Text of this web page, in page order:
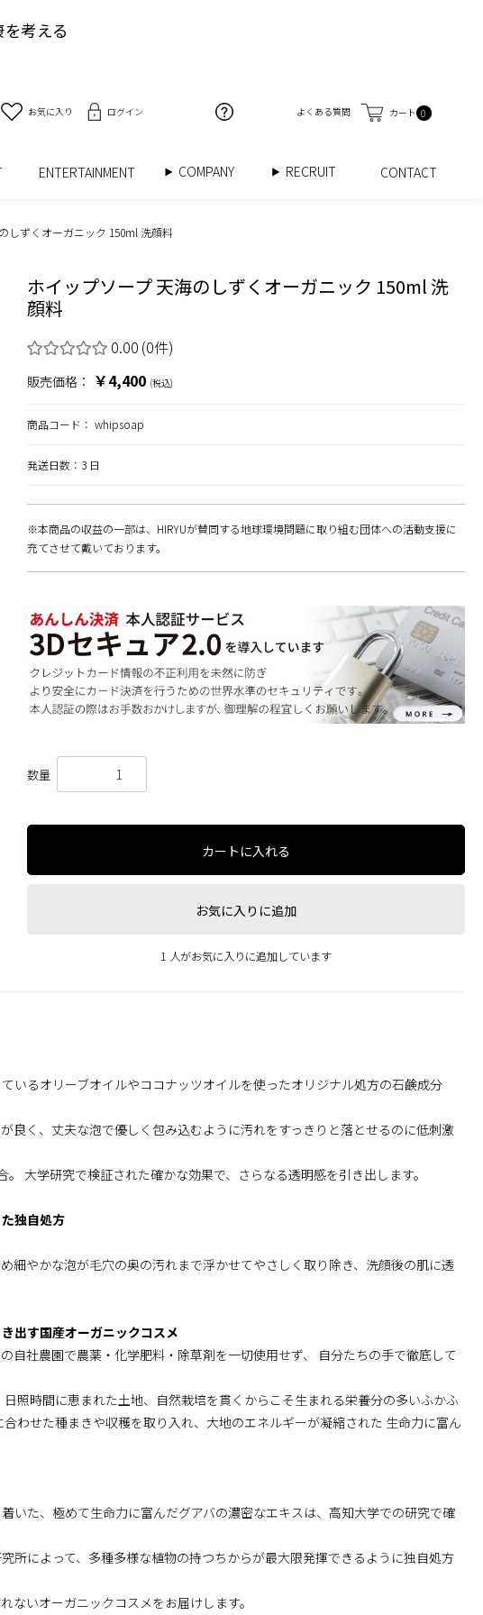
考える
お気に入り ログイン よくある質問 カート 0
ENTERTAINMENT COMPANY RECRUIT CONTACT
しずくオーガニック 150ml 洗顔料
ホイップソープ 天海のしずくオーガニック 150ml 洗
顔料
0.00 (0件)
販売価格： ￥4,400 (税込)
商品コード： whipsoap
発送日数：3 日
※本商品の収益の一部は、HIRYUが賛同する地球環境問題に取り組む団体への活動支援に
充てさせて戴いております。
数量
カートに入れる
お気に入りに追加
1 人がお気に入りに追加しています
いるオリーブオイルやココナッツオイルを使ったオリジナル処方の石鹸成分
良く、丈夫な泡で優しく包み込むように汚れをすっきりと落とせるのに低刺激
大学研究で検証された確かな効果で、さらなる透明感を引き出します。
独自処方
細やかな泡が毛穴の奥の汚れまで浮かせてやさしく取り除き、洗顔後の肌に透
出す国産オーガニックコスメ
自社農園で農薬・化学肥料・除草剤を一切使用せず、 自分たちの手で徹底して
照時間に恵まれた土地、自然栽培を貫くからこそ生まれる栄養分の多いふかふ
わせた種まきや収穫を取り入れ、大地のエネルギーが凝縮された 生命力に富ん
いた、極めて生命力に富んだグアバの濃密なエキスは、高知大学での研究で確
所によって、多種多様な植物の持つちからが最大限発揮できるように独自処方
ないオーガニックコスメをお届けします。